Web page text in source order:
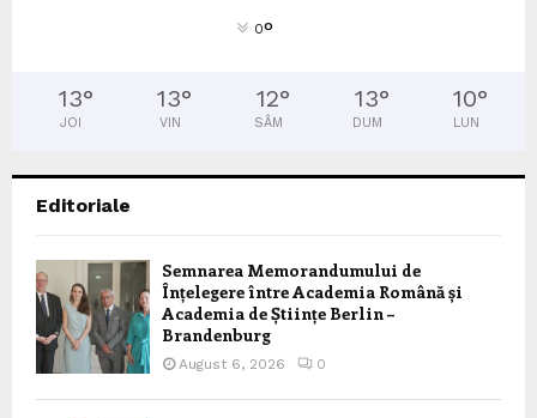
0°
13°
JOI
13°
VIN
12°
SÂM
13°
DUM
10°
LUN
Editoriale
Semnarea Memorandumului de
Înțelegere între Academia Română și
Academia de Științe Berlin –
Brandenburg
August 6, 2026 0